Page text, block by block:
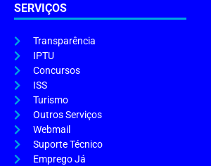
SERVIÇOS
Transparência
IPTU
Concursos
ISS
Turismo
Outros Serviços
Webmail
Suporte Técnico
Emprego Já